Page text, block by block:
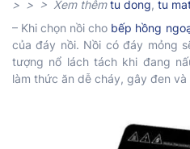
> > > Xem thêm tu dong, tu
– Khi chọn nồi cho bếp hồng
của đáy nồi. Nồi có đáy mỏng
tượng nổ lách tách khi đang
làm thức ăn dễ cháy, gây đen